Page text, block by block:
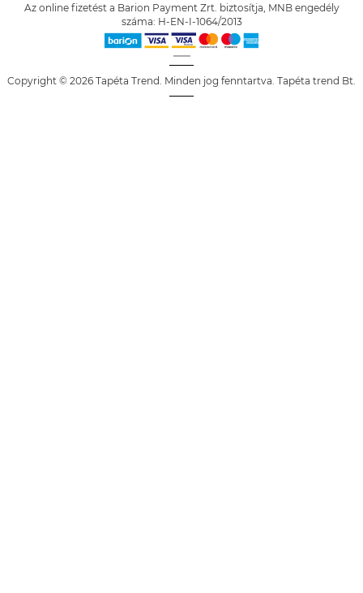
Az online fizetést a Barion Payment Zrt. biztosítja, MNB engedély
száma: H-EN-I-1064/2013
Copyright © 2026 Tapéta Trend. Minden jog fenntartva. Tapéta trend Bt.